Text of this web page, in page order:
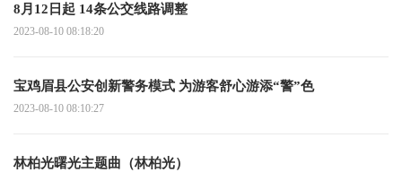
8月12日起 14条公交线路调整
2023-08-10 08:18:20
宝鸡眉县公安创新警务模式 为游客舒心游添“警”色
2023-08-10 08:10:27
林柏光曙光主题曲（林柏光）